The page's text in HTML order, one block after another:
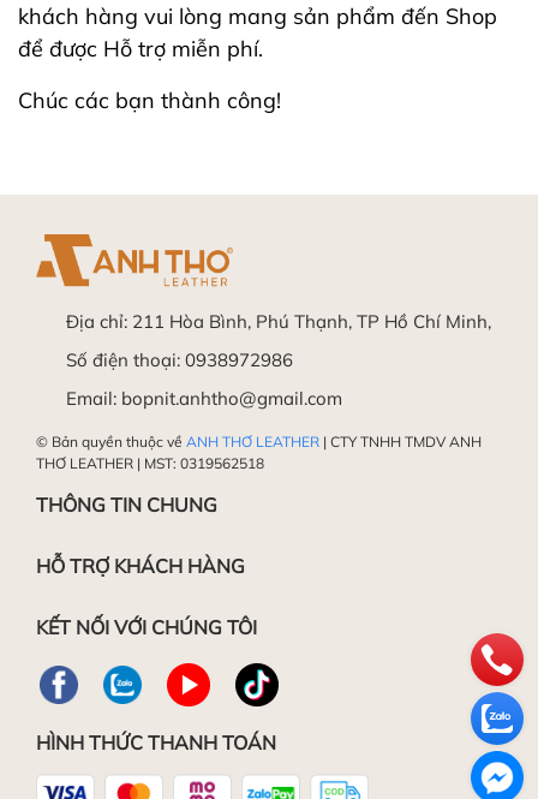
khách hàng vui lòng mang sản phẩm đến Shop
để được Hỗ trợ miễn phí.
Chúc các bạn thành công!
Địa chỉ: 211 Hòa Bình, Phú Thạnh, TP Hồ Chí Minh,
Số điện thoại: 0938972986
Email: bopnit.anhtho@gmail.com
© Bản quyền thuộc về ANH THƠ LEATHER | CTY TNHH TMDV ANH
THƠ LEATHER | MST: 0319562518
THÔNG TIN CHUNG
HỖ TRỢ KHÁCH HÀNG
KẾT NỐI VỚI CHÚNG TÔI
HÌNH THỨC THANH TOÁN